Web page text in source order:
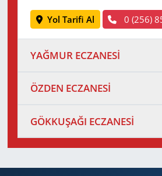
Yol Tarifi Al 0 (256)
YAĞMUR ECZANESİ
ÖZDEN ECZANESİ
GÖKKUŞAĞI ECZANESİ